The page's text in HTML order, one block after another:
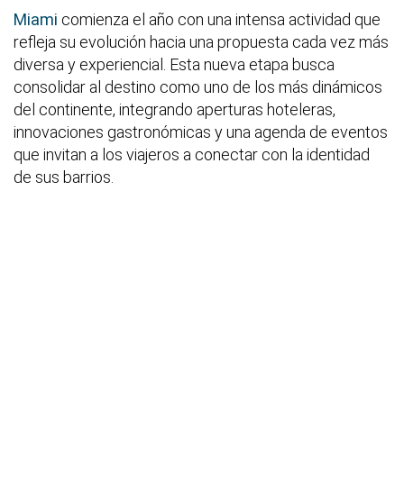
Miami comienza el año con una intensa actividad que
refleja su evolución hacia una propuesta cada vez más
diversa y experiencial. Esta nueva etapa busca
consolidar al destino como uno de los más dinámicos
del continente, integrando aperturas hoteleras,
innovaciones gastronómicas y una agenda de eventos
que invitan a los viajeros a conectar con la identidad
de sus barrios.